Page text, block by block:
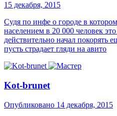
15 декабря, 2015
Судя по инфе о городе в
населением в 20 000 человек
действительно начал покорять
пусть страдает гляди на авито
Kot-brunet
Опубликовано 14 декабря, 2015